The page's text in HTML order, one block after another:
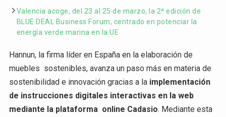
Valencia acoge, del 23 al 25 de marzo, la 2ª edición de
BLUE DEAL Business Forum, centrado en potenciar la
energía verde marina en la UE
Hannun, la firma líder en España en la elaboración de
muebles sostenibles, avanza un paso más en materia de
sostenibilidad e innovación gracias a la implementación
de instrucciones digitales interactivas en la web
mediante la plataforma online Cadasio. Mediante esta